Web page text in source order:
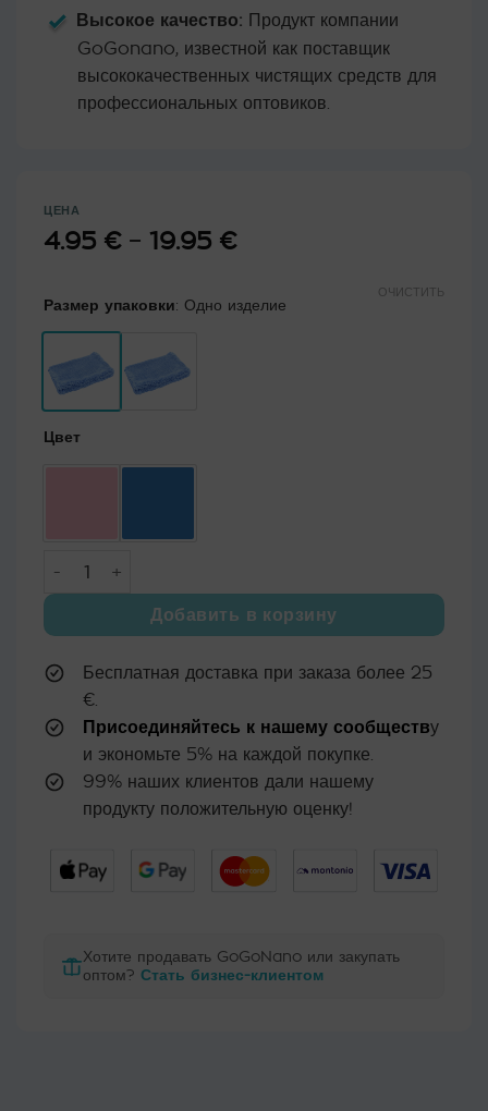
Высокое качество: Продукт компании
GoGonano, известной как поставщик
высококачественных чистящих средств для
профессиональных оптовиков.
ЦЕНА
4.95 € – 19.95 €Диапазон
–
Размер упаковки: Одно изделие
Цвет
ОЧИСТИТЬ
Количество товара Элегантная перчатка для пыли из
Добавить в корзину
Бесплатная доставка при заказа более 25
€.
Присоединяйтесь к нашему сообществу
и экономьте 5% на каждой покупке.
99% наших клиентов дали нашему
продукту положительную оценку!
Хотите продавать GoGoNano или закупать
оптом? Стать бизнес-клиентом